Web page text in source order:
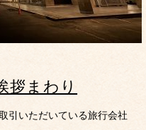
拶まわり
引いただいている旅行会社